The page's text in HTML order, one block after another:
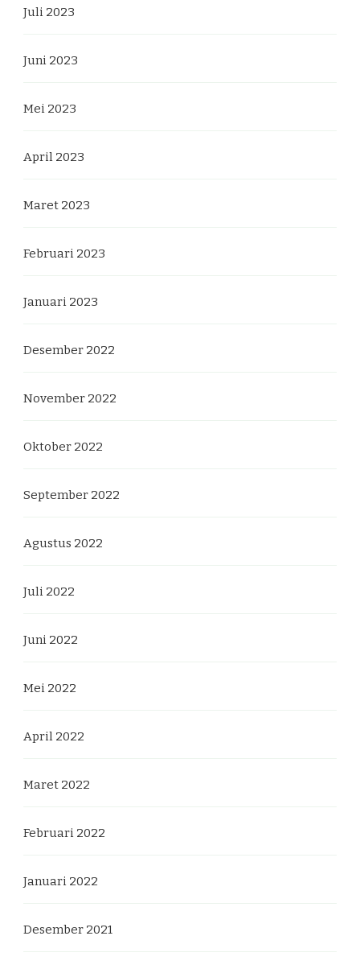
Juli 2023
Juni 2023
Mei 2023
April 2023
Maret 2023
Februari 2023
Januari 2023
Desember 2022
November 2022
Oktober 2022
September 2022
Agustus 2022
Juli 2022
Juni 2022
Mei 2022
April 2022
Maret 2022
Februari 2022
Januari 2022
Desember 2021